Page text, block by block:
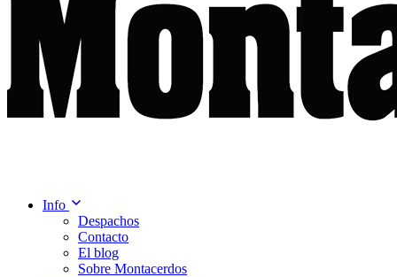
Info
Despachos
Contacto
El blog
Sobre Montacerdos